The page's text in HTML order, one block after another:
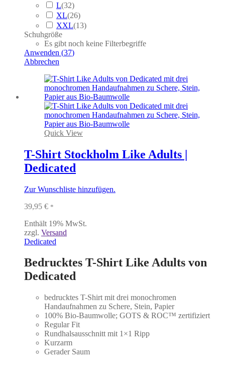
L(32)
XL(26)
XXL(13)
Schuhgröße
Es gibt noch keine Filterbegriffe
Anwenden (37)
Abbrechen
Quick View
T-Shirt Stockholm Like Adults |
Dedicated
Zur Wunschliste hinzufügen.
39,95 € *
Enthält 19% MwSt.
zzgl. Versand
Dedicated
Bedrucktes T-Shirt Like Adults von
Dedicated
bedrucktes T-Shirt mit drei monochromen
Handaufnahmen zu Schere, Stein, Papier
100% Bio-Baumwolle; GOTS & ROC™ zertifiziert
Regular Fit
Rundhalsausschnitt mit 1×1 Ripp
Kurzarm
Gerader Saum